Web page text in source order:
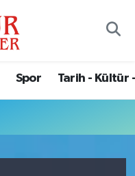
Spor Tarih - Kültür